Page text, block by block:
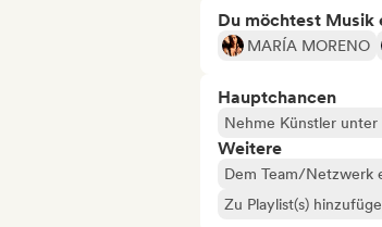
Du möchtest Musik
MARÍA MORENO
Hauptchancen
Nehme Künstler
Weitere
Dem Team/Netzwerk
Zu Playlist(s)